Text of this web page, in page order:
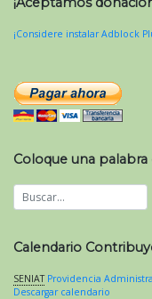
¡Considere instalar Adblock
Coloque una palabra
Calendario
SENIAT Providencia
Descargar calendario